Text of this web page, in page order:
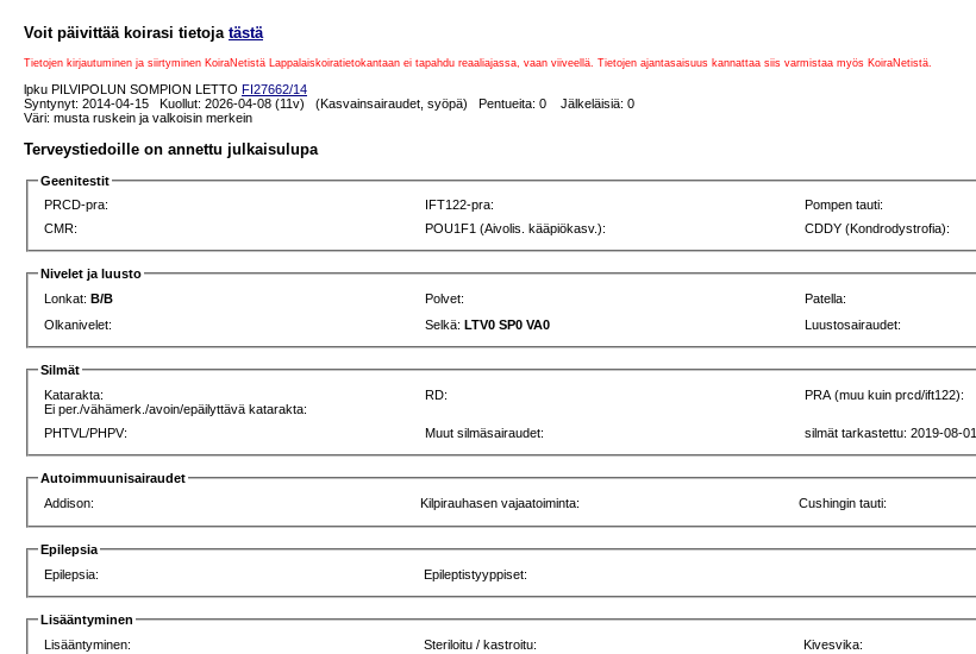
Voit päivittää koirasi tietoja tästä
Tietojen kirjautuminen ja siirtyminen KoiraNetistä Lappalaiskoiratietokantaan ei tapahdu reaaliajassa, vaan viiveellä. Tietojen ajantasaisuus kannattaa siis varmistaa myös KoiraNetistä.
lpku PILVIPOLUN SOMPION LETTO FI27662/14
Syntynyt: 2014-04-15 Kuollut: 2026-04-08 (11v) (Kasvainsairaudet, syöpä) Pentueita: 0 Jälkeläisiä: 0
Väri: musta ruskein ja valkoisin merkein
Terveystiedoille on annettu julkaisulupa
Geenitestit
PRCD-pra:
IFT122-pra: Pompen tauti:
CMR:
POU1F1 (Aivolis. kääpiökasv.): CDDY (Kondrodystrofia):
Nivelet ja luusto
Lonkat:B/B Polvet: Patella:
Olkanivelet:
Selkä:LTV0 SP0 VA0 Luustosairaudet:
Silmät
Katarakta:
Ei per./vähämerk./avoin/epäilyttävä katarakta:
RD: PRA (muu kuin prcd/ift122):
PHTVL/PHPV: Muut silmäsairaudet: silmät tarkastettu: 2019-08-01
Autoimmuunisairaudet
Addison:
Kilpirauhasen vajaatoiminta: Cushingin tauti:
Epilepsia
Epilepsia:
Epileptistyyppiset:
Lisääntyminen
Lisääntyminen:
Steriloitu / kastroitu: Kivesvika: